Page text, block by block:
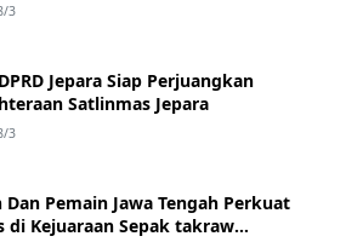
3
Jepara Siap Perjuangkan
Satlinmas Jepara
3
Dan Pemain Jawa Tengah Perkuat
di Kejuaraan Sepak takraw